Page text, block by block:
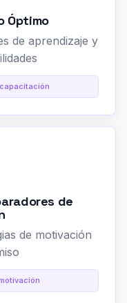
Óptimo
de aprendizaje y
de
de motivación